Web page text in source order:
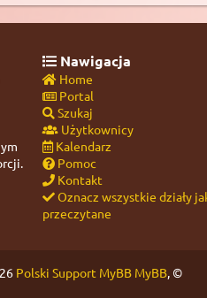
Nawigacja
Home
Portal
Szukaj
Użytkownicy
Kalendarz
Pomoc
Kontakt
Oznacz wszystkie działy
przeczytane
Polski Support MyBB MyBB, ©